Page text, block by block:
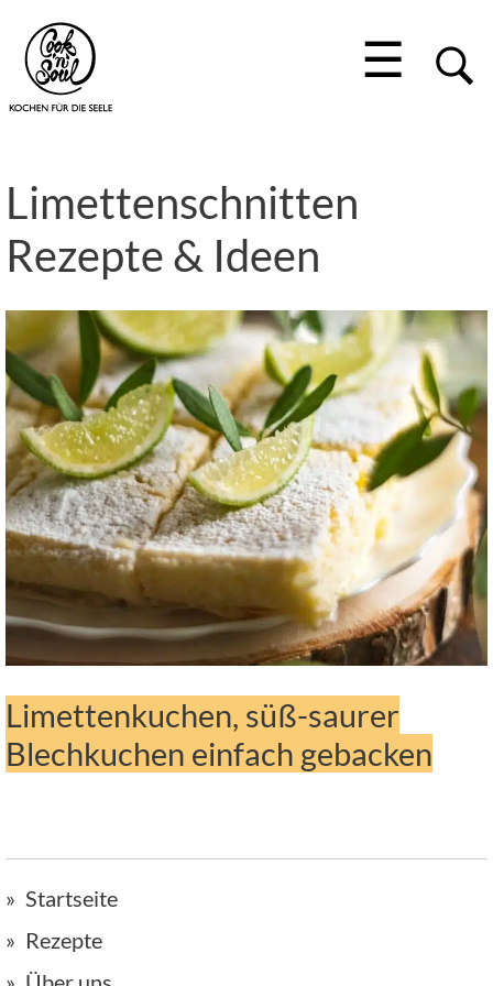
☰
Limettenschnitten
Rezepte & Ideen
Limettenkuchen, süß-saurer
Blechkuchen einfach gebacken
Startseite
Rezepte